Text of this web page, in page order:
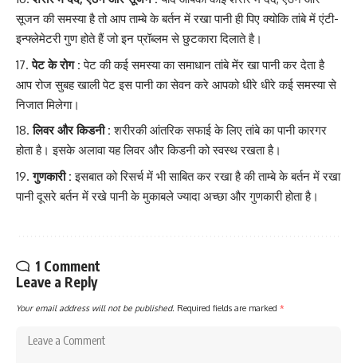
सूजनकी समस्या है तो आप ताम्बे के बर्तन में रखा पानी ही पिए क्योकि तांबे में एंटी-
इन्फ्लेमेटरी गुण होते हैं जो इन प्रॉब्लम से छुटकारा दिलाते है।
पेट के रोग : पेट की कई समस्या का समाधान तांबे मेंर खा पानी कर देता है
आप रोज सुबह खाली पेट इस पानी का सेवन करे आपको धीरे धीरे कई समस्या से
निजात मिलेगा।
लिवर और किडनी : शरीरकी आंतरिकसफाई के लिए तांबेका पानी कारगर
होता है। इसके अलावा यह लिवर और किडनी को स्वस्थ रखता है।
गुणकारी : इसबात को रिसर्च में भी साबित कर रखा है की ताम्बे के बर्तन में रखा
पानी दूसरे बर्तनमें रखे पानी के मुकाबले ज्यादा अच्छा और गुणकारी होता है।
1 Comment
Leave a Reply
Your email address will not be published. Required fields are marked *